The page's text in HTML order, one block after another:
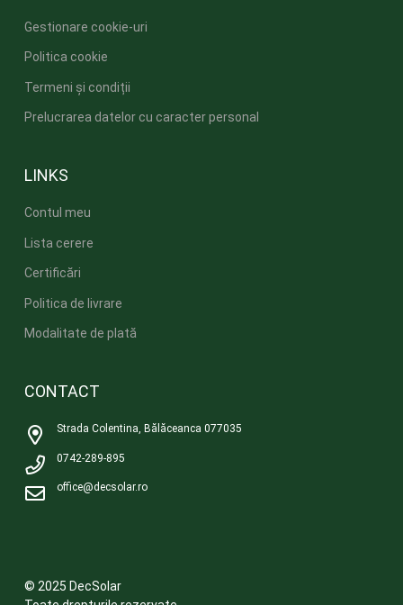
© 2025 DecSolar
Gestionare cookie-uri
Politica cookie
Termeni și condiții
Prelucrarea datelor cu caracter personal
LINKS
Contul meu
Lista cerere
Certificări
Politica de livrare
Modalitate de plată
CONTACT
Strada Colentina, Bălăceanca 077035
0742-289-895
office@decsolar.ro